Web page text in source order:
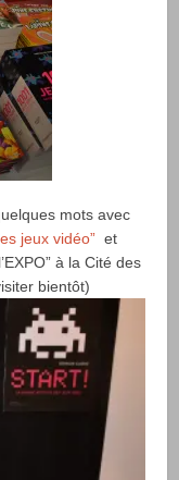
mots avec
jeux vidéo” et
à la Cité des
bientôt)